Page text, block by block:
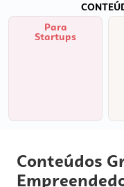
Para
Startups
Conteúdos